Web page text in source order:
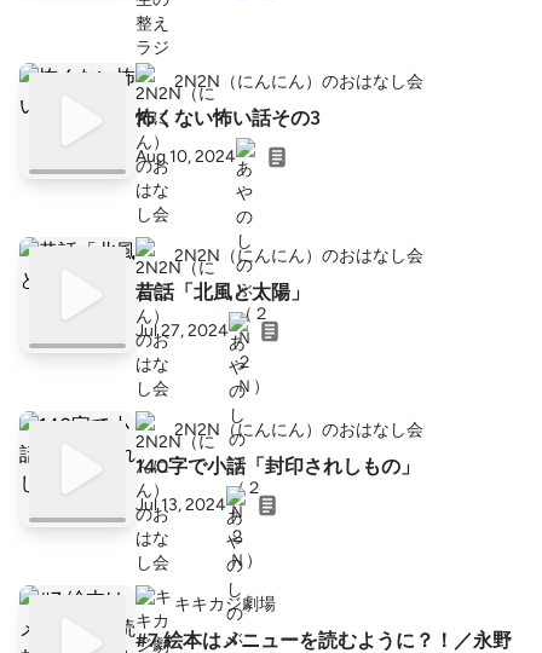
2N2N（にんにん）のおはなし会
怖くない怖い話その3
Aug 10, 2024
2N2N（にんにん）のおはなし会
昔話「北風と太陽」
Jul 27, 2024
2N2N（にんにん）のおはなし会
140字で小話「封印されしもの」
Jul 13, 2024
キキカジ劇場
#7 絵本はメニューを読むように？！／永野